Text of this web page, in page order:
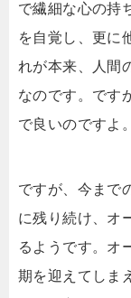
で繊細な心の持
を自覚し、更に
れが本来、人間
なのです。です
で良いのですよ
ですが、今まで
に残り続け、オ
るようです。オ
期を迎えてしま